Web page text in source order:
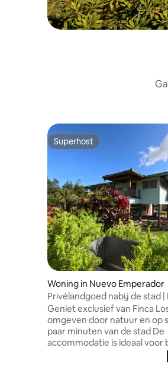
Superhost
Superhost
Woning in Nuevo Emperador
Privélandgoed nabij de stad |
gebruik
Geniet exclusief van Finca
omgeven door natuur en op
paar minuten van de stad De
accommodatie is ideaal voor
familiebijeenkomsten,
en speciale bijeenkomsten